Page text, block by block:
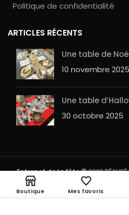
Politique de confidentialité
ARTICLES RÉCENTS
Une table de
10 novembre 2025
Une table
30 octobre 2025
Entrepot de la fête 2023 RÉALISÉ
Noeud rapide avec
tulle x10 Lilas
Boutique Mes favoris